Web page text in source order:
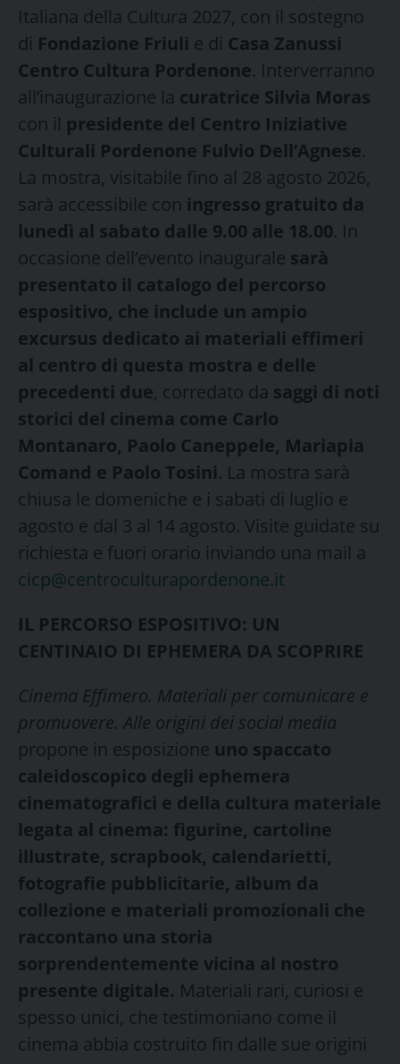
Italiana della Cultura 2027, con il sostegno
di Fondazione Friuli e di Casa Zanussi
Centro Cultura Pordenone. Interverranno
all’inaugurazione la curatrice Silvia Moras
con il presidente del Centro Iniziative
Culturali Pordenone Fulvio Dell’Agnese.
La mostra, visitabile fino al 28 agosto 2026,
sarà accessibile con ingresso gratuito da
lunedì al sabato dalle 9.00 alle 18.00. In
occasione dell’evento inaugurale sarà
presentato il catalogo del percorso
espositivo, che include un ampio
excursus dedicato ai materiali effimeri
al centro di questa mostra e delle
precedenti due, corredato da saggi di noti
storici del cinema come Carlo
Montanaro, Paolo Caneppele, Mariapia
Comand e Paolo Tosini. La mostra sarà
chiusa le domeniche e i sabati di luglio e
agosto e dal 3 al 14 agosto. Visite guidate su
richiesta e fuori orario inviando una mail a
cicp@centroculturapordenone.it
IL PERCORSO ESPOSITIVO: UN
CENTINAIO DI EPHEMERA DA SCOPRIRE
Cinema Effimero. Materiali per comunicare e
promuovere. Alle origini dei social media
propone in esposizione uno spaccato
caleidoscopico degli ephemera
cinematografici e della cultura materiale
legata al cinema: figurine, cartoline
illustrate, scrapbook, calendarietti,
fotografie pubblicitarie, album da
collezione e materiali promozionali che
raccontano una storia
sorprendentemente vicina al nostro
presente digitale. Materiali rari, curiosi e
spesso unici, che testimoniano come il
cinema abbia costruito fin dalle sue origini